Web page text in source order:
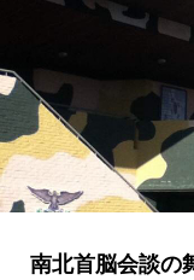
南北首脳会談の